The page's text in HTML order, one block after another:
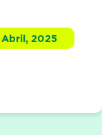
Abril, 2025